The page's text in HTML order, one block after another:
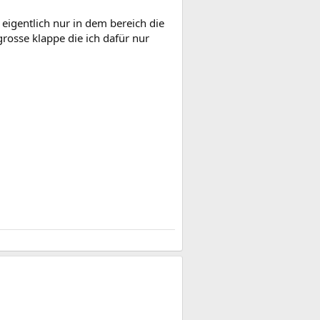
nur in dem bereich die
klappe die ich dafür nur